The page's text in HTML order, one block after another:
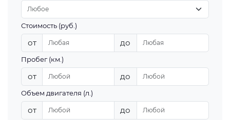
Стоимость (руб.)
от до
Пробег (км.)
от до
Объем двигателя (л.)
от до